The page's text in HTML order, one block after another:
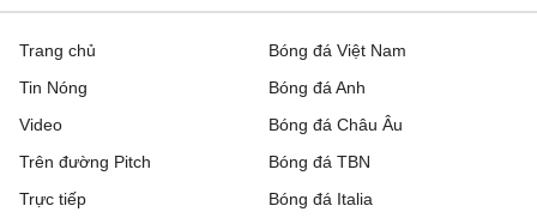
Trang chủ
Tin Nóng
Video
Trên đường Pitch
Trực tiếp
Bóng đá Việt Nam
Bóng đá Anh
Bóng đá Châu Âu
Bóng đá TBN
Bóng đá Italia